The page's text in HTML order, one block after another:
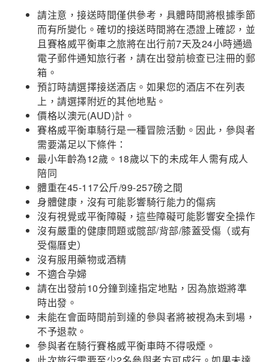
請注意，接送時間僅供參考，具體時間將根據季節
而有所變化。確切的接送時間將在憑證上確認，並
且賽格威平衡車之旅將在出行前7天及24小時通過
電子郵件通知旅行者，請在出發前檢查已注冊的郵
箱。
預訂時請選擇接送酒店。如果您的酒店不在列表
上，請選擇附近的其他地點。
價格以澳元(AUD)計。
賽格威平衡車騎行是一種冒險活動。因此，參與者
需要滿足以下條件：
最小年齡為12歲。18歲以下的未成年人需有成人
陪同
體重在45-117公斤/99-257磅之間
身體健康，沒有可能影響騎行能力的傷病
沒有視覺或平衡障礙，這些障礙可能影響安全操作
沒有嚴重的健康問題或髋部/背部/膝蓋受傷（或有
受傷曆史）
沒有服用藥物或酒精
不適合孕婦
請在出發前10分鐘到達指定地點，因為旅遊將準
時出發。
未能在會面時間前到達的參與者將被視為未到場，
不予退款。
參與者在騎行賽格威平衡車時不得吸煙。